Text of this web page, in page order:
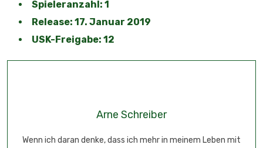
Wenn ich daran denke, dass ich mehr in meinem Leben mit
wie alt ich bin und wie lange ich mittlerweile dem Gaming